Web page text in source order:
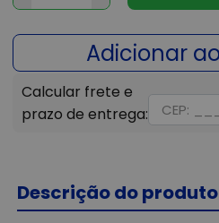
Descrição do produto